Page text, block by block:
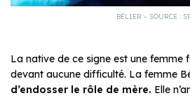
BÉLIER – SOURCE :
La native de ce signe est une femme
devant aucune difficulté. La femme
d’endosser le rôle de mère. Elle